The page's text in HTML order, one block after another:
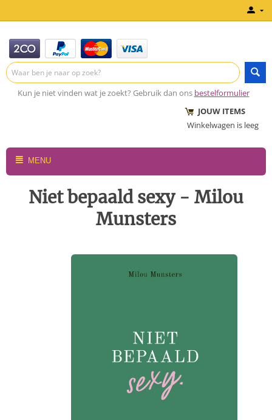
Kun je niet vinden wat je zoekt? Gebruik dan ons bestelformulier
JOUW ITEMS
Winkelwagen is leeg
MENU
Niet bepaald sexy - Milou
Munsters